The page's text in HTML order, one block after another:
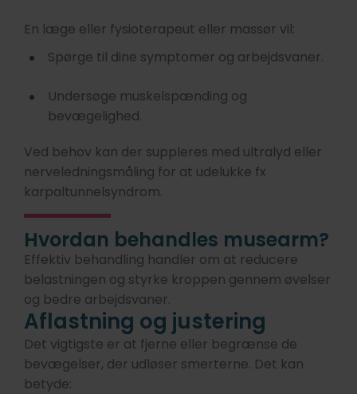
En læge eller fysioterapeut eller massør vil:
Spørge til dine symptomer og arbejdsvaner.
Undersøge muskelspænding og
bevægelighed.
Ved behov kan der suppleres med ultralyd eller
nerveledningsmåling for at udelukke fx
karpaltunnelsyndrom.
Hvordan behandles musearm?
Effektiv behandling handler om at reducere
belastningen og styrke kroppen gennem øvelser
og bedre arbejdsvaner.
Aflastning og justering
Det vigtigste er at fjerne eller begrænse de
bevægelser, der udløser smerterne. Det kan
betyde: